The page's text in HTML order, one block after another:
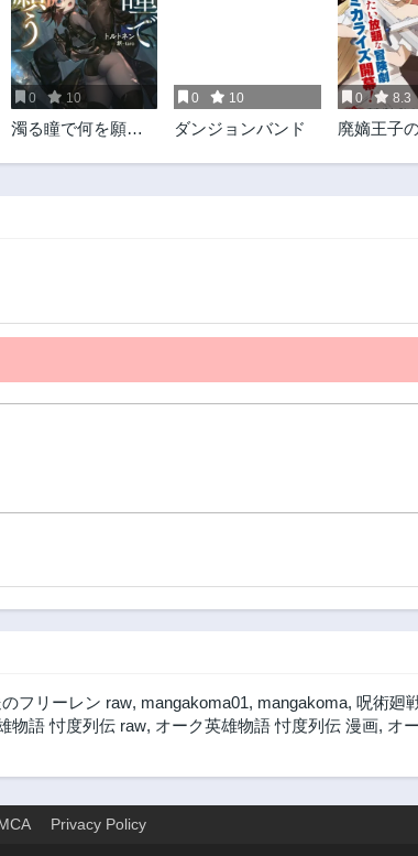
0 10
濁る瞳で何を願う
0 10
ダンジョンバンド
0 8.3
廃嫡王子
術師は自
フリーレン raw, mangakoma01, mangakoma, 呪術廻
物語 忖度列伝 raw, オーク英雄物語 忖度列伝 漫画, オ
Privacy Policy